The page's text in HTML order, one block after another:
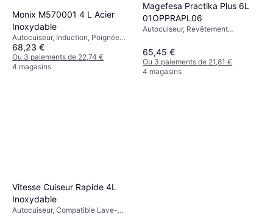
Monix M570001 4 L Acier
Inoxydable
Autocuiseur, Induction, Poignée
Isolante de Chaleur, 4L
68,23 €
Ou 3 paiements de 22,74 €
4 magasins
Magefesa Practika Plus 6L
01OPPRAPL06
Autocuiseur, Revêtement
Chaleur, Induction, 6L
65,45 €
Ou 3 paiements de 21,81 €
4 magasins
Vitesse Cuiseur Rapide 4L
Inoxydable
Autocuiseur, Compatible Lave-